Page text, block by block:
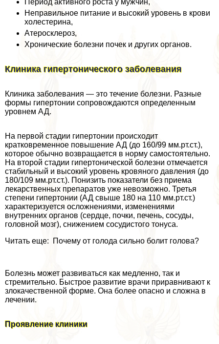
Период активного роста у мужчин,
Неправильное питание и высокий уровень в крови
холестерина,
Атеросклероз,
Хронические болезни почек и других органов.
Клиника гипертонического заболевания
Клиника заболевания — это течение болезни. Разные
формы гипертонии сопровождаются определенным
уровнем АД.
На первой стадии гипертонии происходит
кратковременное повышение АД (до 160/99 мм.рт.ст.),
которое обычно возвращается в норму самостоятельно.
На второй стадии гипертонической болезни отмечается
стабильный и высокий уровень кровяного давления (до
180/109 мм.рт.ст.). Понизить показатели без приема
лекарственных препаратов уже невозможно. Третья
степени гипертонии (АД свыше 180 на 110 мм.рт.ст.)
хаpaктеризуется осложнениями, изменениями
внутренних органов (сердце, почки, печень, сосуды,
головной мозг), снижением сосудистого тонуса.
Читать еще: Почему от голода сильно болит голова?
Болезнь может развиваться как медленно, так и
стремительно. Быстрое развитие врачи приравнивают к
злокачественной форме. Она более опасно и сложна в
лечении.
Проявление клиники